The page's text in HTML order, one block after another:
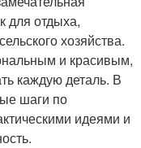
для отдыха,
хозяйства.
и красивым,
каждую деталь. В
шаги по
идеями и